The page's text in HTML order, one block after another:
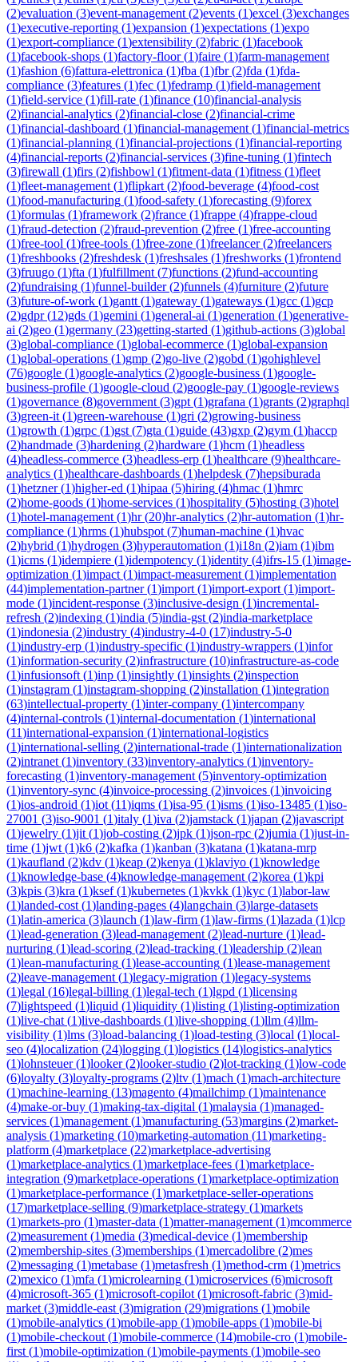
(2)evaluation (3)event-management (2)events (1)excel (3)exchanges
(1)executive-reporting (1)expansion (1)expectations (1)expo
(1)export-compliance (1)extensibility (2)fabric (1)facebook
(1)facebook-shops (1)factory-floor(1)faire (1)farm-management
(1)fashion (6)fattura-elettronica (1)fba (1)fbr(2)fda (1)fda-
compliance (3)features (1)fec (1)fedramp (1)field-management
(1)field-service (1)fill-rate (1)finance (10)financial-analysis
(2)financial-analytics (2)financial-close (2)financial-crime
(1)financial-dashboard (1)financial-management (1)financial-metrics
(1)financial-planning (1)financial-projections (1)financial-reporting
(4)financial-reports (2)financial-services (3)fine-tuning (1)fintech
(3)firewall (1)firs (2)fishbowl (1)fitment-data (1)fitness (1)fleet
(1)fleet-management (1)flipkart (2)food-beverage (4)food-cost
(1)food-manufacturing (1)food-safety (1)forecasting (9)forex
(1)formulas (1)framework (2)france (1)frappe (4)frappe-cloud
(1)fraud-detection (2)fraud-prevention (2)free (1)free-accounting
(1)free-tool (1)free-tools (1)free-zone (1)freelancer(2)freelancers
(1)freshbooks (2)freshdesk (1)freshsales (1)freshworks (1)frontend
(3)fruugo (1)fta (1)fulfillment (7)functions (2)fund-accounting
(2)fundraising (1)funnel-builder(2)funnels (4)furniture (2)future
(3)future-of-work (1)gantt (1)gateway (1)gateways (1)gcc (1)gcp
(2)gdpr(12)gds (1)gemini (1)general-ai (1)generation (1)generative-
ai (2)geo (1)germany (23)getting-started (1)github-actions (3)global
(3)global-compliance (1)global-ecommerce (1)global-expansion
(1)global-operations (1)gmp (2)go-live (2)gobd (1)gohighlevel
(76)google (1)google-analytics (2)google-business (1)google-
business-profile (1)google-cloud (2)google-pay (1)google-reviews
(1)governance (8)government (3)gpt (1)grafana (1)grants (2)graphql
(3)green-it (1)green-warehouse (1)gri (2)growing-business
(1)growth (1)grpc (1)gst (7)gta (1)guide (43)gxp (2)gym (1)haccp
(2)handmade (3)hardening (2)hardware (1)hcm (1)headless
(4)headless-commerce (3)headless-erp (1)healthcare (9)healthcare-
analytics (1)healthcare-dashboards (1)helpdesk (7)hepsiburada
(1)hetzner(1)higher-ed (1)hipaa (5)hiring (4)hmac (1)hmrc
(2)home-goods (1)home-services (1)hospitality (5)hosting (3)hotel
(1)hotel-management (1)hr(20)hr-analytics (2)hr-automation (1)hr-
compliance (1)hrms (1)hubspot (7)human-machine (1)hvac
(2)hybrid (1)hydrogen (3)hyperautomation (1)i18n (2)iam (1)ibm
(1)icms (1)idempiere (1)idempotency (1)identity (4)ifrs-15 (1)image-
optimization (1)impact (1)impact-measurement (1)implementation
(44)implementation-partner(1)import (1)import-export (1)import-
mode (1)incident-response (3)inclusive-design (1)incremental-
refresh (2)indexing (1)india (5)india-gst (2)india-marketplace
(1)indonesia (2)industry (4)industry-4-0 (17)industry-5-0
(1)industry-erp (1)industry-specific (1)industry-wrappers (1)infor
(1)information-security (2)infrastructure (10)infrastructure-as-code
(1)infusionsoft (1)inp (1)insightly (1)insights (2)inspection
(1)instagram (1)instagram-shopping (2)installation (1)integration
(63)intellectual-property (1)inter-company (1)intercompany
(4)internal-controls (1)internal-documentation (1)international
(11)international-expansion (1)international-logistics
(1)international-selling (2)international-trade (1)internationalization
(2)intranet (1)inventory (33)inventory-analytics (1)inventory-
forecasting (1)inventory-management (5)inventory-optimization
(1)inventory-sync (4)invoice-processing (2)invoices (1)invoicing
(1)ios-android (1)iot (11)iqms (1)isa-95 (1)isms (1)iso-13485 (1)iso-
27001 (3)iso-9001 (1)italy (1)iva (2)jamstack (1)japan (2)javascript
(1)jewelry (1)jit (1)job-costing (2)jpk (1)json-rpc (2)jumia (1)just-in-
time (1)jwt (1)k6 (2)kafka (1)kanban (3)katana (1)katana-mrp
(1)kaufland (2)kdv (1)keap (2)kenya (1)klaviyo (1)knowledge
(1)knowledge-base (4)knowledge-management (2)korea (1)kpi
(3)kpis (3)kra (1)ksef(1)kubernetes (1)kvkk (1)kyc (1)labor-law
(1)landed-cost (1)landing-pages (4)langchain (3)large-datasets
(1)latin-america (3)launch (1)law-firm (1)law-firms (1)lazada (1)lcp
(1)lead-generation (3)lead-management (2)lead-nurture (1)lead-
nurturing (1)lead-scoring (2)lead-tracking (1)leadership (2)lean
(1)lean-manufacturing (1)lease-accounting (1)lease-management
(2)leave-management (1)legacy-migration (1)legacy-systems
(1)legal (16)legal-billing (1)legal-tech (1)lgpd (1)licensing
(7)lightspeed (1)liquid (1)liquidity (1)listing (1)listing-optimization
(1)live-chat (1)live-dashboards (1)live-shopping (1)llm (4)llm-
visibility (1)lms (3)load-balancing (1)load-testing (3)local (1)local-
seo (4)localization (24)logging (1)logistics (14)logistics-analytics
(1)lohnsteuer(1)looker(2)looker-studio (2)lot-tracking (1)low-code
(6)loyalty (3)loyalty-programs (2)ltv (1)mach (1)mach-architecture
(1)machine-learning (13)magento (4)mailchimp (1)maintenance
(4)make-or-buy (1)making-tax-digital (1)malaysia (1)managed-
services (1)management (1)manufacturing (53)margins (2)market-
analysis (1)marketing (10)marketing-automation (11)marketing-
platform (4)marketplace (22)marketplace-advertising
(1)marketplace-analytics (1)marketplace-fees (1)marketplace-
integration (9)marketplace-operations (1)marketplace-optimization
(1)marketplace-performance (1)marketplace-seller-operations
(17)marketplace-selling (9)marketplace-strategy (1)markets
(1)markets-pro (1)master-data (1)matter-management (1)mcommerce
(2)measurement (1)media (3)medical-device (1)membership
(2)membership-sites (3)memberships (1)mercadolibre (2)mes
(2)messaging (1)metabase (1)metasfresh (1)method-crm (1)metrics
(2)mexico (1)mfa (1)microlearning (1)microservices (6)microsoft
(4)microsoft-365 (1)microsoft-copilot (1)microsoft-fabric (3)mid-
market (3)middle-east (3)migration (29)migrations (1)mobile
(1)mobile-analytics (1)mobile-app (1)mobile-apps (1)mobile-bi
(1)mobile-checkout (1)mobile-commerce (14)mobile-cro (1)mobile-
first (1)mobile-optimization (1)mobile-payments (1)mobile-seo